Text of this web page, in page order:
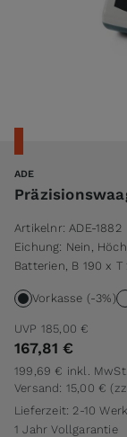
ADE
Artikelnr: ADE-1882
Eichung: Nein,
Batterien, B 190 x
Vorkasse (-3%)
UVP 185,00 €
167,81 €
199,69 € inkl. MwSt.
Versand: 15,00 €
Lieferzeit: 2-10
1 Jahr Vollgarantie